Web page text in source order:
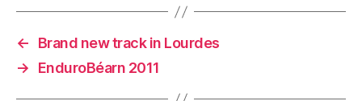
←
Brand new track in Lourdes
→
EnduroBéarn 2011